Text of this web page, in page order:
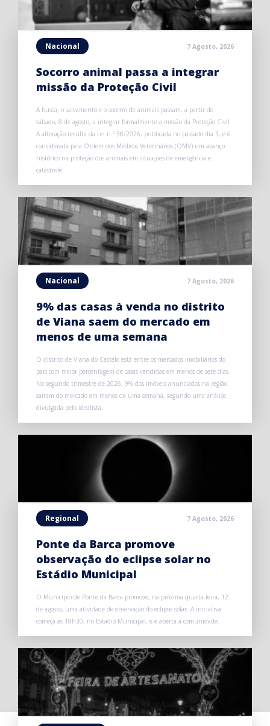
Nacional 7 Agosto, 2026
Socorro animal passa a integrar
missão da Proteção Civil
A busca, o salvamento e o socorro de animais passam, a partir de
sábado, 8 de agosto, a integrar formalmente a missão da Proteção Civil.
A alteração resulta da Lei n.º 38/2026, publicada no passado dia 3, e é
considerada pela Ordem dos Médicos Veterinários (OMV) um avanço
histórico na proteção dos animais em situações de emergência e
catástrofe.
Nacional 7 Agosto, 2026
9% das casas à venda no distrito
de Viana saem do mercado em
menos de uma semana
O distrito de Viana do Castelo está entre os mercados imobiliários do
país com maior percentagem de casas vendidas em menos de sete dias.
No segundo trimestre de 2026, 9% dos imóveis anunciados na região
saíram do mercado em menos de uma semana, segundo uma análise
divulgada pelo idealista.
Regional 7 Agosto, 2026
Ponte da Barca promove
observação do eclipse solar no
Estádio Municipal
O Município de Ponte da Barca promove, na próxima quarta-feira, 12
de agosto, uma atividade de observação do eclipse solar. A iniciativa
começa às 18h30, no Estádio Municipal, e é aberta à comunidade.